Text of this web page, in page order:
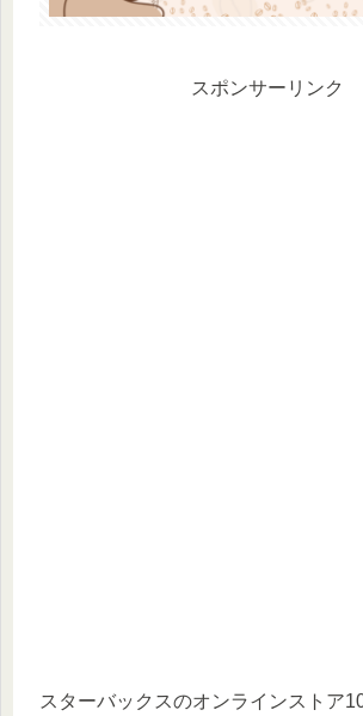
スポンサーリンク
スターバックスのオンラインストア